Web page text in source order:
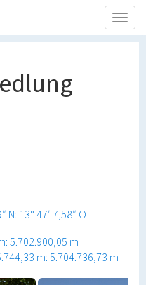
N: 13° 47′ 7,58″ O
5.702.900,05 m
m: 5.704.736,73 m